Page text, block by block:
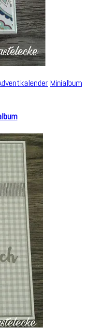
Minialbum